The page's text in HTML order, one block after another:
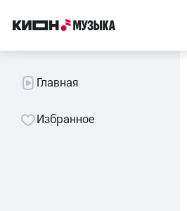
Главная
Избранное